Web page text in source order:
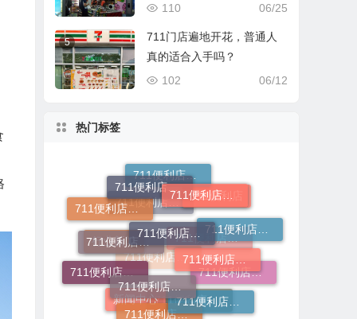
06/25
110
5
711门店遍地开花，普通人
真的适合入手吗？
06/12
102
热门标签
711便利店开店
711便利店加盟电话
711便利店
711便利店运营支持政策
711便利店加盟费用
行业新闻
711便利店加盟咨询
711便利店加盟费 711便利店投资金额
711便利店加盟总部
711便利店加盟条件
新闻中心
711便利店加盟条件有哪些
711便利店利润分成模式
711便利店加盟
711便利店加盟费用明细
711便利店加盟流程
711便利店加盟官网
711便利店加盟费及条件